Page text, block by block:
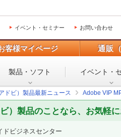
イベント・セミナー お問い合わせ
客様マイページ 通販
製品・ソフト イベント・
ドビ）製品最新ニュース Adobe VIP
）製品のことなら、お気軽に
ドビジネスセンター